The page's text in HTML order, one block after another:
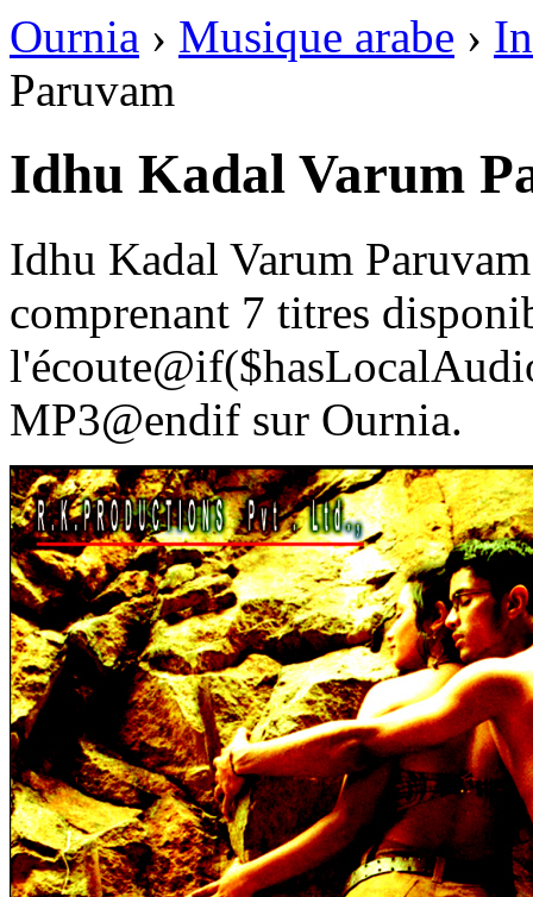
Ournia › Musique arabe ›
Paruvam
Idhu Kadal Varum
Idhu Kadal Varum
comprenant 7 titres
MP3@endif sur Ournia.